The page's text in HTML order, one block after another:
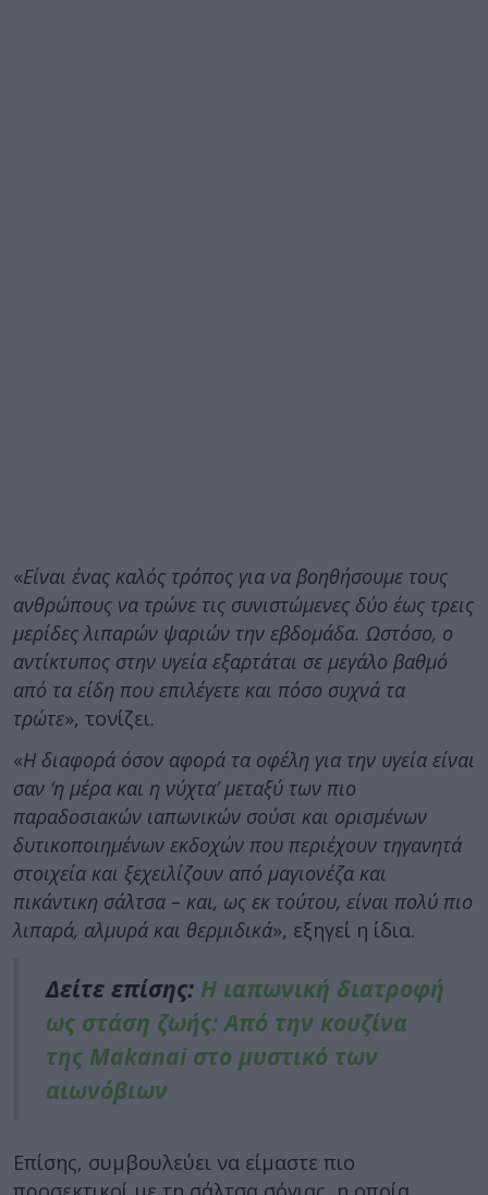
«Είναι ένας καλός τρόπος για να βοηθήσουμε τους
ανθρώπους να τρώνε τις συνιστώμενες δύο έως τρεις
μερίδες λιπαρών ψαριών την εβδομάδα. Ωστόσο, ο
αντίκτυπος στην υγεία εξαρτάται σε μεγάλο βαθμό
από τα είδη που επιλέγετε και πόσο συχνά τα
τρώτε», τονίζει.
«Η διαφορά όσον αφορά τα οφέλη για την υγεία είναι
σαν ‘η μέρα και η νύχτα’ μεταξύ των πιο
παραδοσιακών ιαπωνικών σούσι και ορισμένων
δυτικοποιημένων εκδοχών που περιέχουν τηγανητά
στοιχεία και ξεχειλίζουν από μαγιονέζα και
πικάντικη σάλτσα – και, ως εκ τούτου, είναι πολύ πιο
λιπαρά, αλμυρά και θερμιδικά», εξηγεί η ίδια.
Δείτε επίσης: Η ιαπωνική διατροφή
ως στάση ζωής: Από την κουζίνα
της Makanai στο μυστικό των
αιωνόβιων
Επίσης, συμβουλεύει να είμαστε πιο